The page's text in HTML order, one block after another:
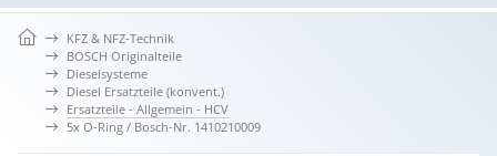
KFZ & NFZ-Technik
BOSCH Originalteile
Dieselsysteme
Diesel Ersatzteile (konvent.)
Ersatzteile - Allgemein - HCV
5x O-Ring / Bosch-Nr. 1410210009